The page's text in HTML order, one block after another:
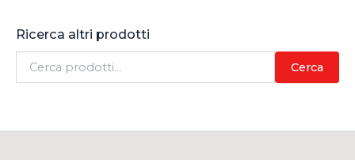
Ricerca altri prodotti
Cerca